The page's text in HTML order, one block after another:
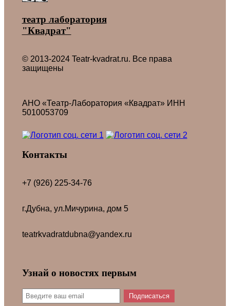
театр лаборатория
"Квадрат"
© 2013-2024 Teatr-kvadrat.ru. Все права
защищены
АНО «Театр-Лаборатория «Квадрат» ИНН
5010053709
Контакты
+7 (926) 225-34-76
г.Дубна, ул.Мичурина, дом 5
teatrkvadratdubna@yandex.ru
Узнай о новостях первым
Подписаться